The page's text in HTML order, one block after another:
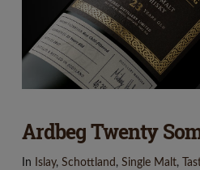
Ardbeg Twenty
In Islay, Schottland , Single Malt,